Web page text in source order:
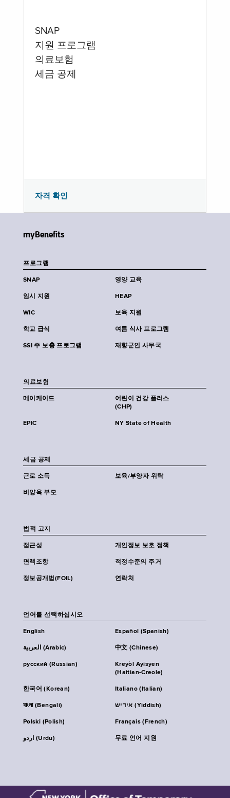
SNAP
지원 프로그램
의료보험
세금 공제
자격 확인
myBenefits
프로그램
SNAP 영양 교육
임시 지원 HEAP
WIC 보육 지원
학교 급식 여름 식사 프로그램
SSI 주 보충 프로그램 재향군인 사무국
의료보험
메이케이드
어린이 건강 플러스
(CHP)
EPIC NY State of Health
세금 공제
근로 소득 보육/부양자 위탁
비양육 부모
법적 고지
접근성 개인정보 보호 정책
면책조항 적정수준의 주거
정보공개법(FOIL) 연락처
언어를 선택하십시오
English Español (Spanish)
العربية (Arabic) 中文 (Chinese)
русский (Russian)
Kreyòl Ayisyen
(Haitian-Creole)
한국어 (Korean) Italiano (Italian)
বাংলা (Bengali) אידיש (Yiddish)
Polski (Polish) Français (French)
اردو (Urdu) 무료 언어 지원